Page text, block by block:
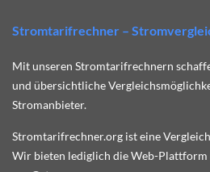
Stromtarifrechner –
Mit unseren Stromtarifrechnern
und übersichtliche
Stromanbieter.
Stromtarifrechner.org ist eine
Wir bieten lediglich die Web-Plattform